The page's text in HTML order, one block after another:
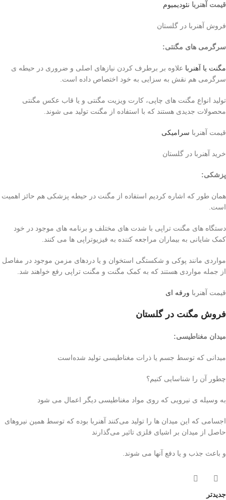
قیمت آهنربا نئودیمیوم
فروش آهنربا در گلستان
سرگرمی های مگنتی:
مگنت یا آهنربا علاوه بر برطرف کردن نیازهای اصلی و ضروری در حیطه ی
سرگرمی هم نقش به سزایی به خود اختصاص داده است.
تولید انواع مگنت های چاپی، کارت ویزیت مگنتی و یا قاب عکس مگنتی
محصولات جدیدی هستند که با استفاده از مگنت تولید می شوند.
قیمت آهنربا سرامیکی
خرید آهنربا در گلستان
پزشکی:
همان طور که اشاره کردیم استفاده از مگنت در حیطه پزشکی هم حائز اهمیت
است.
دستگاه های مگنت تراپی با شدت های مختلف و برنامه های موجود در خود
کمک شایانی به بيماران مراجعه کننده به فیزیوتراپی ها می کنند.
مواردی مانند پوکی و شکستگی استخوان و یا دردهای مزمن موجود در مفاصل
از جمله مواردی هستند که به کمک مگنت و مگنت تراپی رفع خواهند شد.
قیمت آهنربا ورقه ای
فروش مگنت در گلستان
میدان مغناطیسی:
میدانی که توسط جسم یا ذرات مغناطیسی تولید شده‌است
چطور آن را شناسایی کنیم؟
به وسیله ی نیرویی که روی مواد مغناطیسی ‌دیگر اعمال می شود
اجسامی که این میدان ها را تولید می‌کنند آهنربا بوده که توسط همین نیروهای
حاصل از میدان بر اشیای فلزی تاثیر می‌گذارند
و باعث جذب و یا دفع آنها می شوند.
جدیدتر